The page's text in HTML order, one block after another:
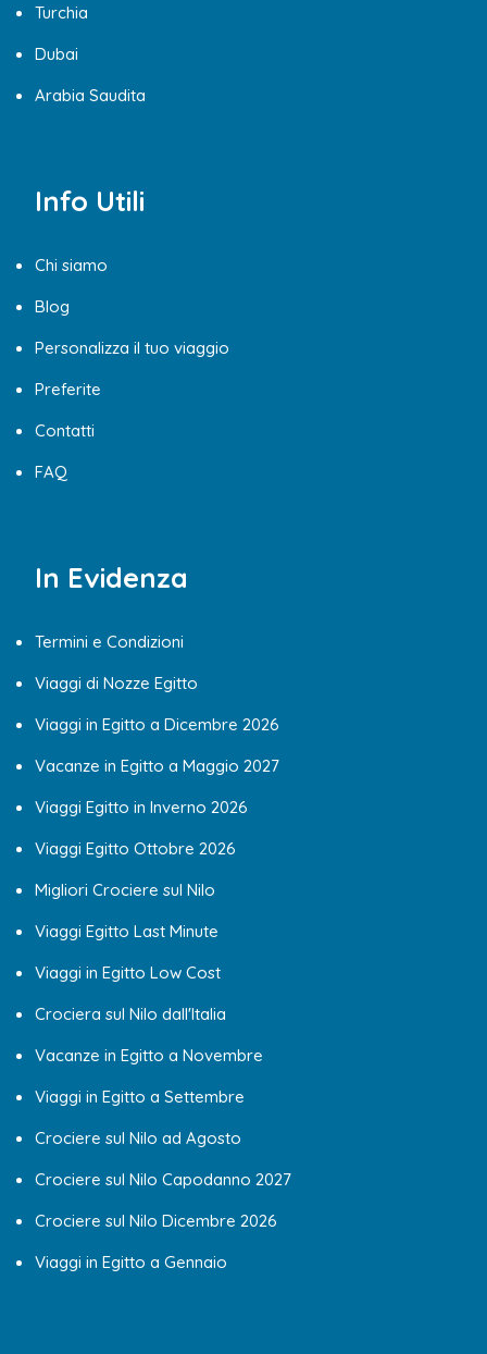
Turchia
Dubai
Arabia Saudita
Info Utili
Chi siamo
Blog
Personalizza il tuo viaggio
Preferite
Contatti
FAQ
In Evidenza
Termini e Condizioni
Viaggi di Nozze Egitto
Viaggi in Egitto a Dicembre 2026
Vacanze in Egitto a Maggio 2027
Viaggi Egitto in Inverno 2026
Viaggi Egitto Ottobre 2026
Migliori Crociere sul Nilo
Viaggi Egitto Last Minute
Viaggi in Egitto Low Cost
Crociera sul Nilo dall'Italia
Vacanze in Egitto a Novembre
Viaggi in Egitto a Settembre
Crociere sul Nilo ad Agosto
Crociere sul Nilo Capodanno 2027
Crociere sul Nilo Dicembre 2026
Viaggi in Egitto a Gennaio